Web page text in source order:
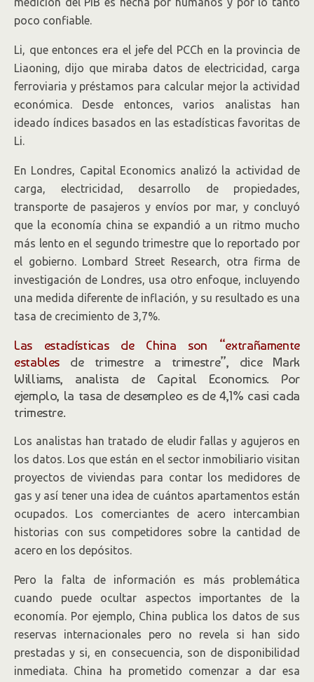
poco confiable.
Li, que entonces era el jefe del PCCh en la provincia de
Liaoning, dijo que miraba datos de electricidad, carga
ferroviaria y préstamos para calcular mejor la actividad
económica. Desde entonces, varios analistas han
ideado índices basados en las estadísticas favoritas de
Li.
En Londres, Capital Economics analizó la actividad de
carga, electricidad, desarrollo de propiedades,
transporte de pasajeros y envíos por mar, y concluyó
que la economía china se expandió a un ritmo mucho
más lento en el segundo trimestre que lo reportado por
el gobierno. Lombard Street Research, otra firma de
investigación de Londres, usa otro enfoque, incluyendo
una medida diferente de inflación, y su resultado es una
tasa de crecimiento de 3,7%.
Las estadísticas de China son “extrañamente
estables de trimestre a trimestre”, dice Mark
Williams, analista de Capital Economics. Por
ejemplo, la tasa de desempleo es de 4,1% casi cada
trimestre.
Los analistas han tratado de eludir fallas y agujeros en
los datos. Los que están en el sector inmobiliario visitan
proyectos de viviendas para contar los medidores de
gas y así tener una idea de cuántos apartamentos están
ocupados. Los comerciantes de acero intercambian
historias con sus competidores sobre la cantidad de
acero en los depósitos.
Pero la falta de información es más problemática
cuando puede ocultar aspectos importantes de la
economía. Por ejemplo, China publica los datos de sus
reservas internacionales pero no revela si han sido
prestadas y si, en consecuencia, son de disponibilidad
inmediata. China ha prometido comenzar a dar esa